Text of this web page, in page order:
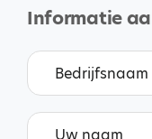
Informatie